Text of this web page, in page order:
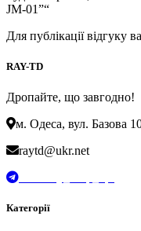
JM-01”“
Для публікації відгуку
RAY-TD
Дропайте, що завгодно!
м. Одеса, вул. Базова
raytd@ukr.net
Категорії